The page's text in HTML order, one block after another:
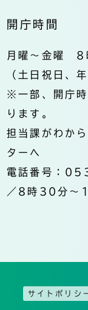
開庁時間
月曜～金曜
（土日祝日、
※一部、開庁時
ります。
担当課がわか
ターへ
電話番号：
／8時30分～
サイトポリシ